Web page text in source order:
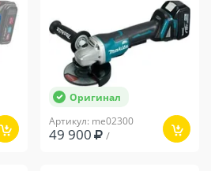
Оригинал
Артикул: me02300
49 900 /